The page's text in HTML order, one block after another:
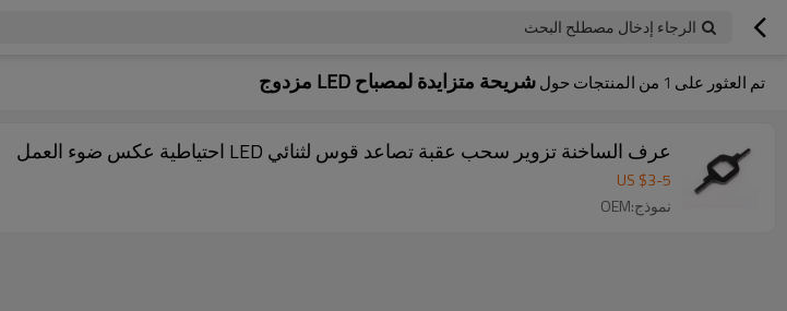
الرجاء إدخال مصطلح البحث
تم العثور على 1 من المنتجات حولشريحة متزايدة لمصباح LED مزدوج
عرف الساخنة تزوير سحب عقبة تصاعد قوس لثنائي LED احتياطية عكس ضوء العمل
US $3-5
نموذج:OEM